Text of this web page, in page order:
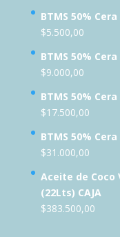
BTMS 50%
$5.500,00
BTMS 50%
$9.000,00
BTMS 50%
$17.500,00
BTMS 50%
$31.000,00
Aceite de Coco
(22Lts) CAJA
$383.500,00